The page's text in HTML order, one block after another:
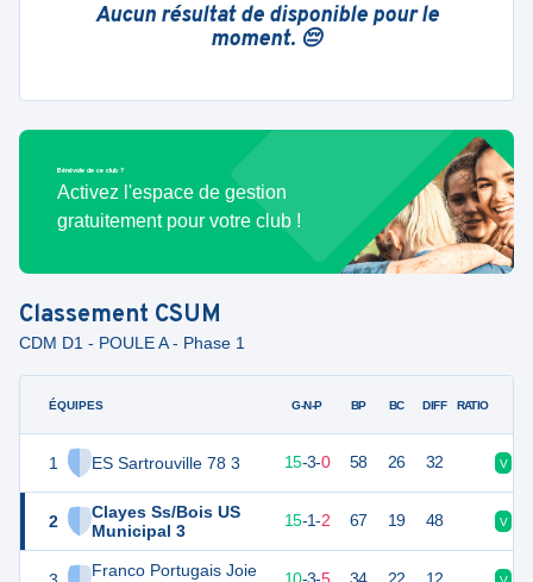
Aucun résultat de disponible pour le
moment. 😔
Bénévole de ce club ?
Activez l'espace de gestion
gratuitement pour votre club !
Classement CSUM
CDM D1 - POULE A - Phase 1
ÉQUIPES
1 ES Sartrouville 78 3
2
Clayes Ss/Bois US
Municipal 3
Franco Portugais Joie
G-N-P BP BC DIFF RATIO
48 15-3-0 58 26 32 V
46 15-1-2 67 19 48 V